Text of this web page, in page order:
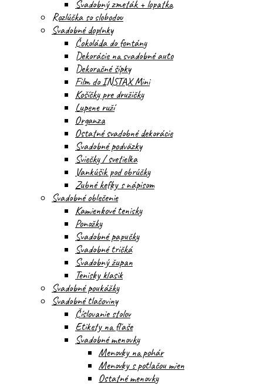
Svadobný zmeták + lopatka
Rozlúčka so slobodou
Svadobné doplnky
Čokoláda do fontány
Dekorácie na svadobné auto
Dekoračné šípky
Film do INSTAX Mini
Košíčky pre družičky
Lupene ruží
Organza
Ostatné svadobné dekorácie
Svadobné podväzky
Sviečky / svetielka
Vankúšik pod obrúčky
Zubné kefky s nápisom
Svadobné oblečenie
Kamienkové tenisky
Ponožky
Svadobné papučky
Svadobné tričká
Svadobný župan
Tenisky klasik
Svadobné poukážky
Svadobné tlačoviny
Číslovanie stolov
Etikety na fľaše
Svadobné menovky
Menovky na pohár
Menovky s potlačou mien
Ostatné menovky